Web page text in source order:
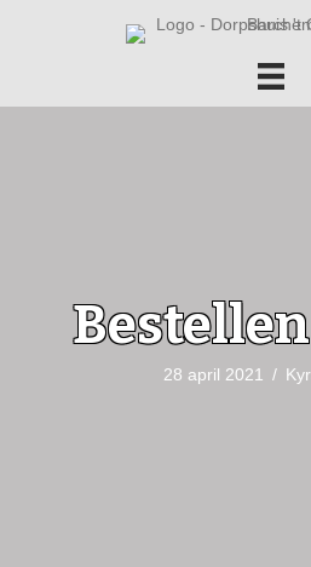
28 april 2021 /